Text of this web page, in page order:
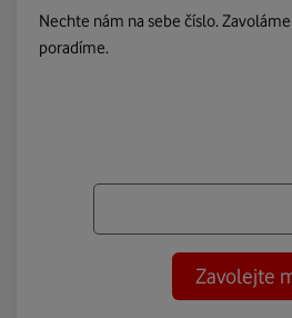
Nechte nám na sebe číslo.
poradíme.
Zavolejte